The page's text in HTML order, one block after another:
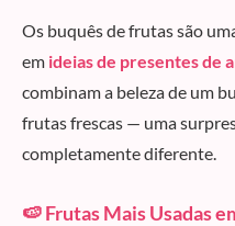
Os buquês de frutas são
em ideias de presentes de
combinam a beleza de um
frutas frescas — uma
completamente diferente.
🍉 Frutas Mais Usadas